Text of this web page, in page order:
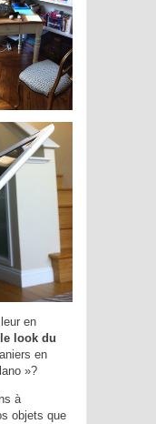
en
look du
en
»?
à
objets que